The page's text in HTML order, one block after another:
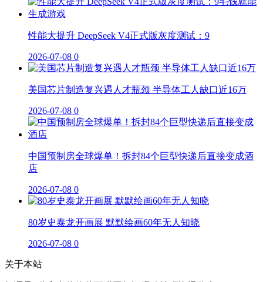
性能大提升 DeepSeek V4正式版灰度测试：9
2026-07-08 0
美国芯片制造复兴遇人才瓶颈 半导体工人缺口近16万
2026-07-08 0
中国预制房全球爆单！拆封84个巨型快递后直接变成酒
店
2026-07-08 0
80岁史泰龙开画展 默默绘画60年无人知晓
2026-07-08 0
关于本站